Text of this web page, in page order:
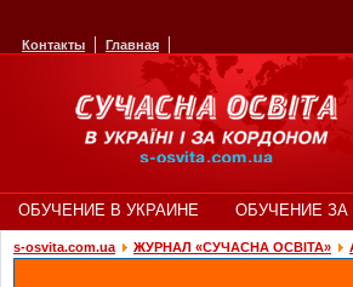
Контакты Главная
ОБУЧЕНИЕ В УКРАИНЕ ОБУЧЕНИЕ
s-osvita.com.ua ЖУРНАЛ «СУЧАСНА ОСВІТА»